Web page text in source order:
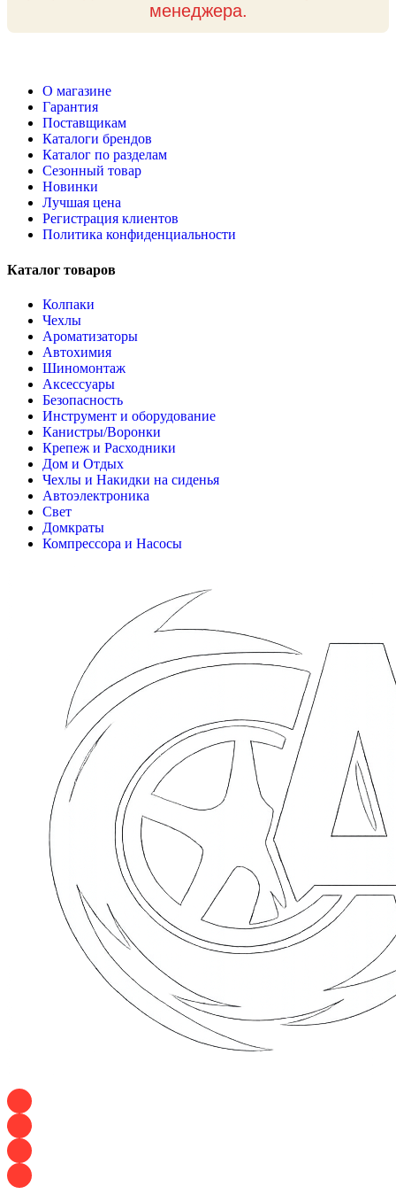
менеджера.
О магазине
Гарантия
Поставщикам
Каталоги брендов
Каталог по разделам
Сезонный товар
Новинки
Лучшая цена
Регистрация клиентов
Политика конфиденциальности
Каталог товаров
Колпаки
Чехлы
Ароматизаторы
Автохимия
Шиномонтаж
Аксессуары
Безопасность
Инструмент и оборудование
Канистры/Воронки
Крепеж и Расходники
Дом и Отдых
Чехлы и Накидки на сиденья
Автоэлектроника
Свет
Домкраты
Компрессора и Насосы